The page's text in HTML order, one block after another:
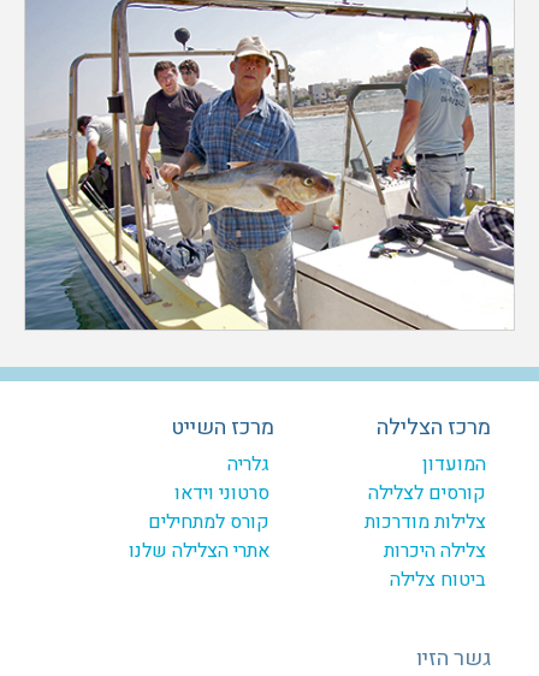
מרכז הצלילה
המועדון
קורסים לצלילה
צלילות מודרכות
צלילה היכרות
ביטוח צלילה
מרכז השייט
גלריה
סרטוני וידאו
קורס למתחילים
אתרי הצלילה שלנו
גשר הזיו